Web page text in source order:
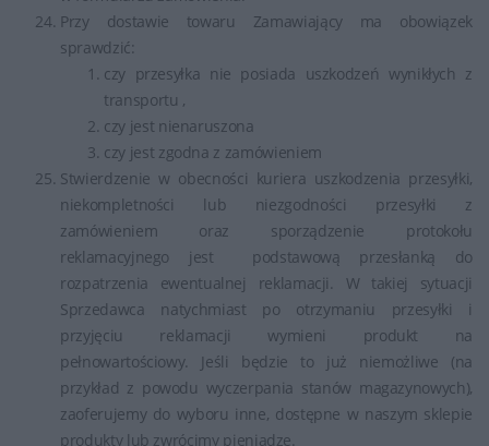
Przy dostawie towaru Zamawiający ma obowiązek
sprawdzić:
czy przesyłka nie posiada uszkodzeń wynikłych z
transportu ,
czy jest nienaruszona
czy jest zgodna z zamówieniem
Stwierdzenie w obecności kuriera uszkodzenia przesyłki,
niekompletności lub niezgodności przesyłki z
zamówieniem oraz sporządzenie protokołu
reklamacyjnego jest podstawową przesłanką do
rozpatrzenia ewentualnej reklamacji. W takiej sytuacji
Sprzedawca natychmiast po otrzymaniu przesyłki i
przyjęciu reklamacji wymieni produkt na
pełnowartościowy. Jeśli będzie to już niemożliwe (na
przykład z powodu wyczerpania stanów magazynowych),
zaoferujemy do wyboru inne, dostępne w naszym sklepie
produkty lub zwrócimy pieniądze.